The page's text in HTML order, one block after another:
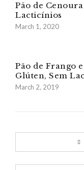
Pão de
Lacticínios
March 1, 2020
Pão de Frango
Glúten, Sem
March 2, 2019